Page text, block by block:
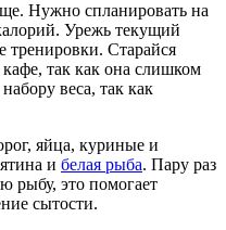
Нужно спланировать на
Урежь текущий
тренировки. Старайся
так как она слишком
веса, так как
яйца, куриные и
и белая рыба. Пару раз
рыбу, это помогает
сытости.